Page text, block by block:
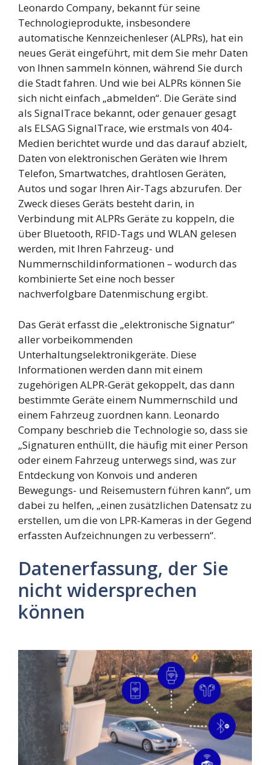
Leonardo Company, bekannt für seine
Technologieprodukte, insbesondere
automatische Kennzeichenleser (ALPRs), hat ein
neues Gerät eingeführt, mit dem Sie mehr Daten
von Ihnen sammeln können, während Sie durch
die Stadt fahren. Und wie bei ALPRs können Sie
sich nicht einfach „abmelden“. Die Geräte sind
als SignalTrace bekannt, oder genauer gesagt
als ELSAG SignalTrace, wie erstmals von 404-
Medien berichtet wurde und das darauf abzielt,
Daten von elektronischen Geräten wie Ihrem
Telefon, Smartwatches, drahtlosen Geräten,
Autos und sogar Ihren Air-Tags abzurufen. Der
Zweck dieses Geräts besteht darin, in
Verbindung mit ALPRs Geräte zu koppeln, die
über Bluetooth, RFID-Tags und WLAN gelesen
werden, mit Ihren Fahrzeug- und
Nummernschildinformationen – wodurch das
kombinierte Set eine noch besser
nachverfolgbare Datenmischung ergibt.
Das Gerät erfasst die „elektronische Signatur“
aller vorbeikommenden
Unterhaltungselektronikgeräte. Diese
Informationen werden dann mit einem
zugehörigen ALPR-Gerät gekoppelt, das dann
bestimmte Geräte einem Nummernschild und
einem Fahrzeug zuordnen kann. Leonardo
Company beschrieb die Technologie so, dass sie
„Signaturen enthüllt, die häufig mit einer Person
oder einem Fahrzeug unterwegs sind, was zur
Entdeckung von Konvois und anderen
Bewegungs- und Reisemustern führen kann“, um
dabei zu helfen, „einen zusätzlichen Datensatz zu
erstellen, um die von LPR-Kameras in der Gegend
erfassten Aufzeichnungen zu verbessern“.
Datenerfassung, der Sie
nicht widersprechen
können